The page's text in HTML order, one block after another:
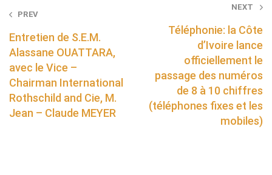
Post
navigation
PREV
Entretien de S.E.M.
Alassane OUATTARA,
avec le Vice –
Chairman International
Rothschild and Cie, M.
Jean – Claude MEYER
NEXT
Téléphonie: la Côte
d’Ivoire lance
officiellement le
passage des numéros
de 8 à 10 chiffres
(téléphones fixes et les
mobiles)